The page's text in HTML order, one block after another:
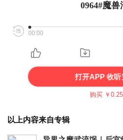
0964#魔兽
00:00
打开APP 收听
购买 ￥ 0.25
以上内容来自专辑